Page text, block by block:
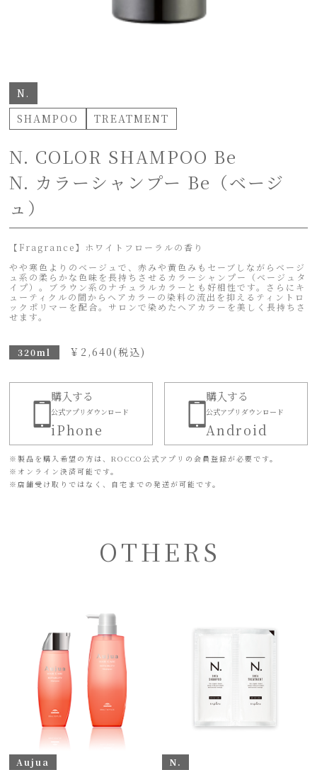
N.
SHAMPOO
TREATMENT
N. COLOR SHAMPOO Be
N. カラーシャンプー Be（ベージ
ュ）
【Fragrance】ホワイトフローラルの香り
やや寒色よりのベージュで、赤みや黄色みもセーブしながらベージ
ュ系の柔らかな色味を長持ちさせるカラーシャンプー（ベージュタ
イプ）。ブラウン系のナチュラルカラーとも好相性です。さらにキ
ューティクルの間からヘアカラーの染料の流出を抑えるティントロ
ックポリマーを配合。サロンで染めたヘアカラーを美しく長持ちさ
せます。
320ml ￥ 2,640(税込)
購入する
公式アプリダウンロード
iPhone
購入する
公式アプリダウンロード
Android
※製品を購入希望の方は、ROCCO公式アプリの会員登録が必要です。
※ オンライン決済可能です。
※店舗受け取りではなく、自宅までの発送が可能です。
OTHERS
Aujua N.